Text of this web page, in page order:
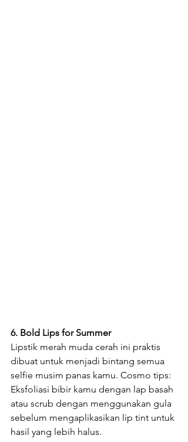
6. Bold Lips for Summer
Lipstik merah muda cerah ini praktis
dibuat untuk menjadi bintang semua
selfie musim panas kamu. Cosmo tips:
Eksfoliasi bibir kamu dengan lap basah
atau scrub dengan menggunakan gula
sebelum mengaplikasikan lip tint untuk
hasil yang lebih halus.